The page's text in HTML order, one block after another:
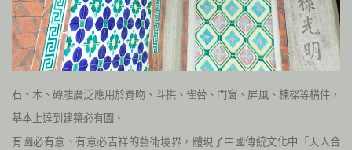
石、木、磚雕廣泛應用於脊吻、斗拱、雀替、門窗、屏風、棟樑等構件，
基本上達到建築必有圖、
有圖必有意、有意必吉祥的藝術境界，體現了中國傳統文化中「天人合